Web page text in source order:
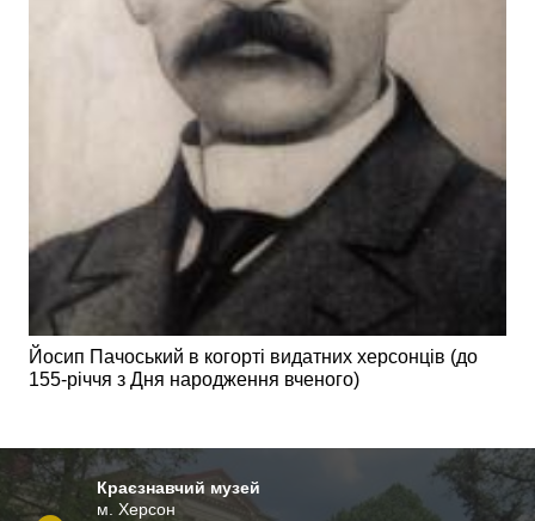
Йосип Пачоський в когорті видатних херсонців (до
155-річчя з Дня народження вченого)
Краєзнавчий музей
м. Херсон